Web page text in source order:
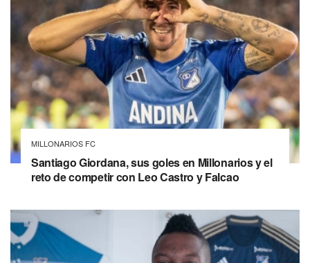
MILLONARIOS FC
Santiago Giordana, sus goles en Millonarios y el
reto de competir con Leo Castro y Falcao